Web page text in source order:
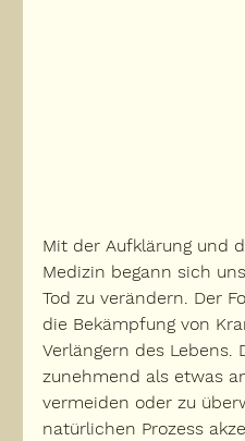
Mit der Aufklärung und
Medizin begann sich
Tod zu verändern. Der
die Bekämpfung von
Verlängern des Lebens.
zunehmend als etwas
vermeiden oder zu
natürlichen Prozess